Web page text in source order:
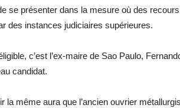
se présenter dans la mesure où des
des instances judiciaires supérieures.
c’est l’ex-maire de Sao Paulo,
candidat.
la même aura que l’ancien ouvrier